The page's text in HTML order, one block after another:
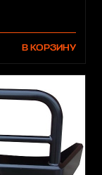
В КОРЗИНУ